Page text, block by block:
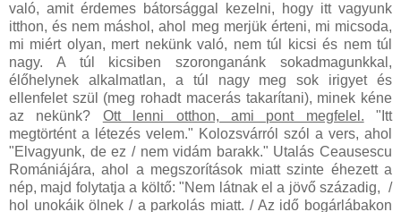
való, amit érdemes bátorsággal kezelni, hogy itt vagyunk
itthon, és nem máshol, ahol meg merjük érteni, mi micsoda,
mi miért olyan, mert nekünk való, nem túl kicsi és nem túl
nagy. A túl kicsiben szoronganánk sokadmagunkkal,
élőhelynek alkalmatlan, a túl nagy meg sok irigyet és
ellenfelet szül (meg rohadt macerás takarítani), minek kéne
az nekünk? Ott lenni otthon, ami pont megfelel. "Itt
megtörtént a létezés velem." Kolozsvárról szól a vers, ahol
"Elvagyunk, de ez / nem vidám barakk." Utalás Ceausescu
Romániájára, ahol a megszorítások miatt szinte éhezett a
nép, majd folytatja a költő: "Nem látnak el a jövő századig, /
hol unokáik ölnek / a parkolás miatt. / Az idő bogárlábakon